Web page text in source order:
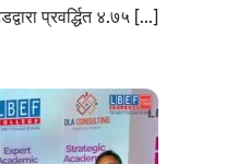
प्रवर्द्धित ४.७५ […]